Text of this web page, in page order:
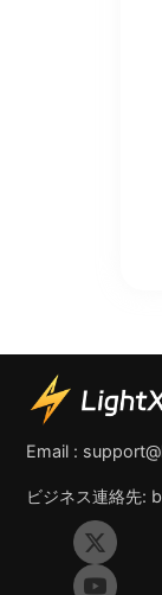
Email :
ビジネス連絡先: